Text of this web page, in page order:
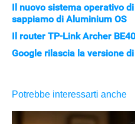
Il nuovo sistema operativo
sappiamo di Aluminium OS
Il router TP-Link Archer
Google rilascia la versione